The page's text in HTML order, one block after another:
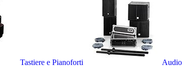
Tastiere e Pianoforti Audio